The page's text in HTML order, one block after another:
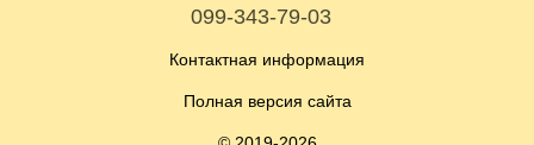
099-343-79-03
Контактная информация
Полная версия сайта